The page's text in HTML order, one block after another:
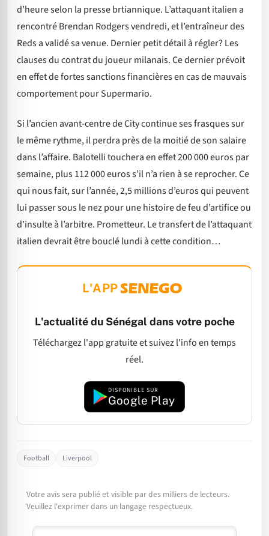
d’heure selon la presse brtiannique. L’attaquant italien a
rencontré Brendan Rodgers vendredi, et l’entraîneur des
Reds a validé sa venue. Dernier petit détail à régler? Les
clauses du contrat du joueur milanais. Ce dernier prévoit
en effet de fortes sanctions financières en cas de mauvais
comportement pour Supermario.
Si l’ancien avant-centre de City continue ses frasques sur
le même rythme, il perdra près de la moitié de son salaire
dans l’affaire. Balotelli touchera en effet 200 000 euros par
semaine, plus 112 000 euros s’il n’a rien à se reprocher. Ce
qui nous fait, sur l’année, 2,5 millions d’euros qui peuvent
lui passer sous le nez pour une histoire de feu d’artifice ou
d’insulte à l’arbitre. Prometteur. Le transfert de l’attaquant
italien devrait être bouclé lundi à cette condition…
L'APP
L'actualité du Sénégal dans votre poche
Téléchargez l'app gratuite et suivez l'info en temps
réel.
DISPONIBLE SUR
Google Play
Football Liverpool
Votre avis sera publié et visible par des milliers de lecteurs.
Veuillez l'exprimer dans un langage respectueux.
Commentaire